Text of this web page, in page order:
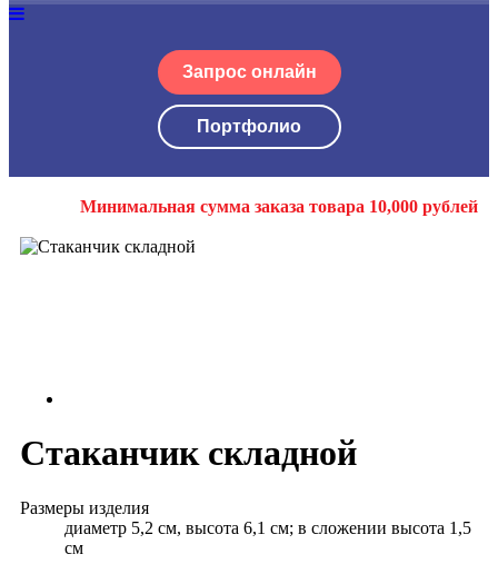
Запрос онлайн
Портфолио
Минимальная сумма заказа товара 10,000 рублей
Стаканчик складной
Размеры изделия
диаметр 5,2 см, высота 6,1 см; в сложении высота 1,5
см